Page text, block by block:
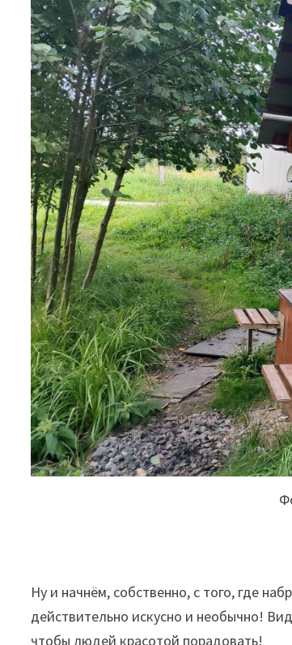
Ну и начнём, собственно, с того, где
действительно искусно и необычно!
чтобы людей красотой порадовать!